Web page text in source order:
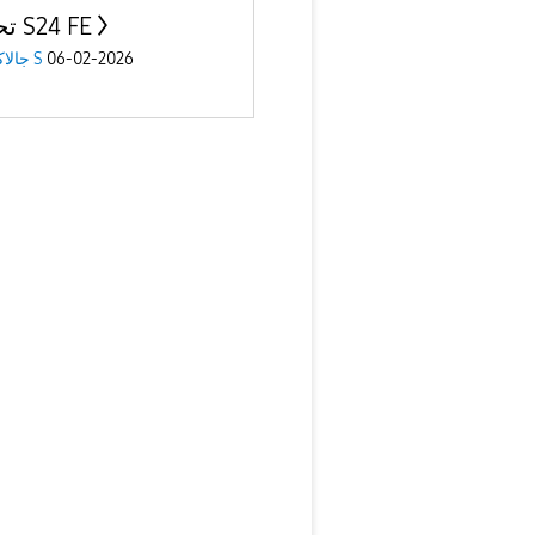
تحديث S24 FE
جالاكسى S 06-02-2026